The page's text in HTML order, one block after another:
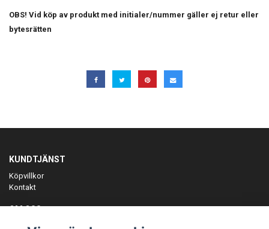
OBS! Vid köp av produkt med initialer/nummer gäller ej retur eller
bytesrätten
KUNDTJÄNST
Köpvillkor
Kontakt
OM OSS